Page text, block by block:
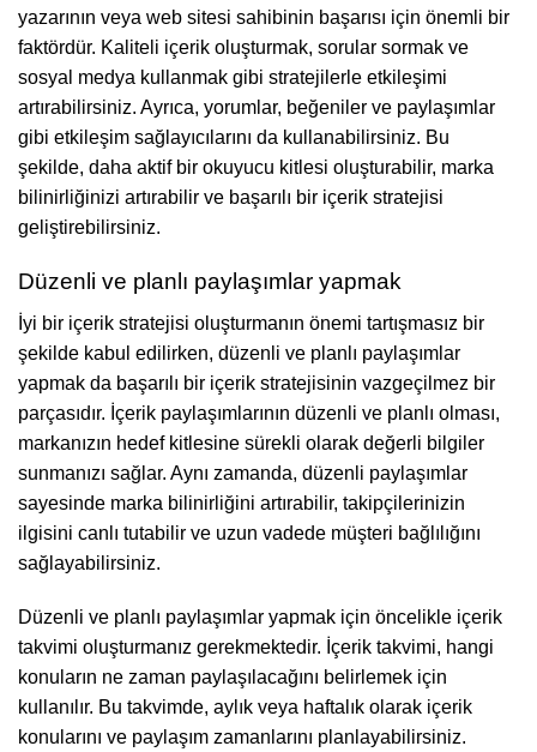
yazarının veya web sitesi sahibinin başarısı için önemli bir
faktördür. Kaliteli içerik oluşturmak, sorular sormak ve
sosyal medya kullanmak gibi stratejilerle etkileşimi
artırabilirsiniz. Ayrıca, yorumlar, beğeniler ve paylaşımlar
gibi etkileşim sağlayıcılarını da kullanabilirsiniz. Bu
şekilde, daha aktif bir okuyucu kitlesi oluşturabilir, marka
bilinirliğinizi artırabilir ve başarılı bir içerik stratejisi
geliştirebilirsiniz.
Düzenli ve planlı paylaşımlar yapmak
İyi bir içerik stratejisi oluşturmanın önemi tartışmasız bir
şekilde kabul edilirken, düzenli ve planlı paylaşımlar
yapmak da başarılı bir içerik stratejisinin vazgeçilmez bir
parçasıdır. İçerik paylaşımlarının düzenli ve planlı olması,
markanızın hedef kitlesine sürekli olarak değerli bilgiler
sunmanızı sağlar. Aynı zamanda, düzenli paylaşımlar
sayesinde marka bilinirliğini artırabilir, takipçilerinizin
ilgisini canlı tutabilir ve uzun vadede müşteri bağlılığını
sağlayabilirsiniz.
Düzenli ve planlı paylaşımlar yapmak için öncelikle içerik
takvimi oluşturmanız gerekmektedir. İçerik takvimi, hangi
konuların ne zaman paylaşılacağını belirlemek için
kullanılır. Bu takvimde, aylık veya haftalık olarak içerik
konularını ve paylaşım zamanlarını planlayabilirsiniz.